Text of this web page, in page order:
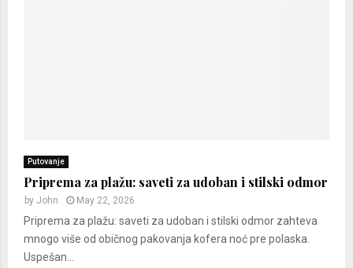
Putovanje
Priprema za plažu: saveti za udoban i stilski odmor
by John May 22, 2026
Priprema za plažu: saveti za udoban i stilski odmor zahteva
mnogo više od običnog pakovanja kofera noć pre polaska.
Uspešan...